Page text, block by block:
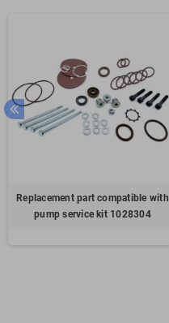
Replacement part compatible with
pump service kit 1028304